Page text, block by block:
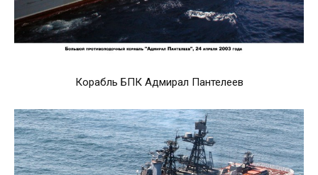
Корабль БПК Адмирал Пантелеев